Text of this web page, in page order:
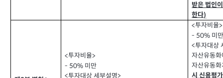
받은 법인
한다)
<투자비율>
- 50% 미만
<투자대상 세부설명>
<투자비율>
- 50% 미
<투자대상
자산유동
자산유동
시 신용평